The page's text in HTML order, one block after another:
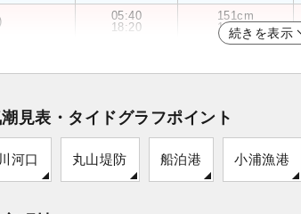
05:40
18:20
151cm
146cm
続きを表示
見表・タイドグラフポイント
河口 丸山堤防 船泊港 小浦漁港